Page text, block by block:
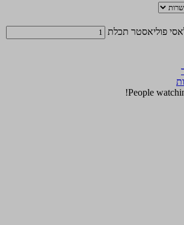
פוליאסטר תכלת
People